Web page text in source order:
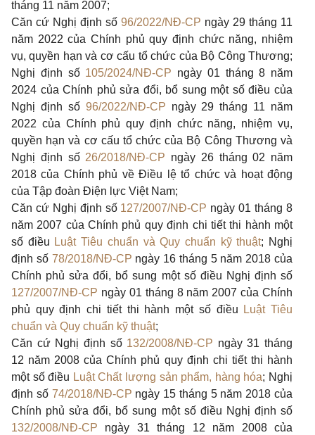
tháng 11 năm 2007;
Căn cứ Nghị định số 96/2022/NĐ-CP ngày 29 tháng 11
năm 2022 của Chính phủ quy định chức năng, nhiệm
vụ, quyền hạn và cơ cấu tổ chức của Bộ Công Thương;
Nghị định số 105/2024/NĐ-CP ngày 01 tháng 8 năm
2024 của Chính phủ sửa đổi, bổ sung một số điều của
Nghị định số 96/2022/NĐ-CP ngày 29 tháng 11 năm
2022 của Chính phủ quy định chức năng, nhiệm vụ,
quyền hạn và cơ cấu tổ chức của Bộ Công Thương và
Nghị định số 26/2018/NĐ-CP ngày 26 tháng 02 năm
2018 của Chính phủ về Điều lệ tổ chức và hoạt động
của Tập đoàn Điện lực Việt Nam;
Căn cứ Nghị định số 127/2007/NĐ-CP ngày 01 tháng 8
năm 2007 của Chính phủ quy định chi tiết thi hành một
số điều Luật Tiêu chuẩn và Quy chuẩn kỹ thuật; Nghị
định số 78/2018/NĐ-CP ngày 16 tháng 5 năm 2018 của
Chính phủ sửa đổi, bổ sung một số điều Nghị định số
127/2007/NĐ-CP ngày 01 tháng 8 năm 2007 của Chính
phủ quy định chi tiết thi hành một số điều
Luật Tiêu
chuẩn và Quy chuẩn kỹ thuật;
Căn cứ Nghị định số 132/2008/NĐ-CP ngày 31 tháng
12 năm 2008 của Chính phủ quy định chi tiết thi hành
một số điều Luật Chất lượng sản phẩm, hàng hóa; Nghị
định số 74/2018/NĐ-CP ngày 15 tháng 5 năm 2018 của
Chính phủ sửa đổi, bổ sung một số điều Nghị định số
132/2008/NĐ-CP ngày 31 tháng 12 năm 2008 của